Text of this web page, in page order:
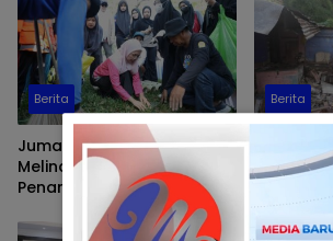
Berita
Jumat Bersih, Ketua TP PKK
Melinda Aksa Inisiasi
Penanaman Kompos
Biopori di Taman Gajah
Berita
Ujung